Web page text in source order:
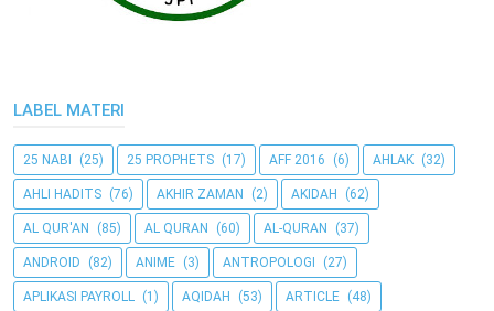
LABEL MATERI
25 NABI (25) 25 PROPHETS (17) AFF 2016 (6) AHLAK (32)
AHLI HADITS (76) AKHIR ZAMAN (2) AKIDAH (62)
AL QUR'AN (85) AL QURAN (60) AL-QURAN (37)
ANDROID (82) ANIME (3) ANTROPOLOGI (27)
APLIKASI PAYROLL (1) AQIDAH (53) ARTICLE (48)